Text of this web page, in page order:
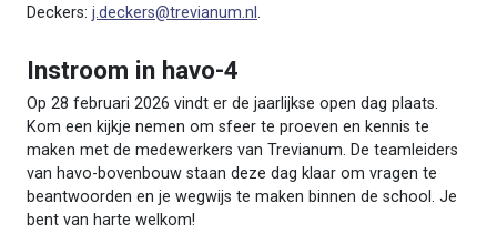
Deckers: j.deckers@trevianum.nl .
Instroom in havo-4
Op 28 februari 2026 vindt er de jaarlijkse open dag plaats.
Kom een kijkje nemen om sfeer te proeven en kennis te
maken met de medewerkers van Trevianum. De teamleiders
van havo-bovenbouw staan deze dag klaar om vragen te
beantwoorden en je wegwijs te maken binnen de school. Je
bent van harte welkom!